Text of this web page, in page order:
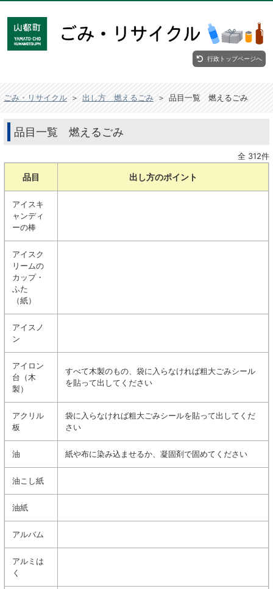
行政トップページへ
ごみ・リサイクル ＞ 出し方 燃えるごみ ＞ 品目一覧 燃えるごみ
品目一覧 燃えるごみ
全 312件
品目 出し方のポイント
アイスキ
ャンディ
ーの棒
アイスク
リームの
カップ・
ふた
（紙）
アイスノ
ン
アイロン
台（木
製）
すべて木製のもの、袋に入らなければ粗大ごみシール
を貼って出してください
アクリル
板
袋に入らなければ粗大ごみシールを貼って出してくだ
さい
油 紙や布に染み込ませるか、凝固剤で固めてください
油こし紙
油紙
アルバム
アルミは
く